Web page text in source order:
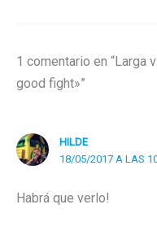
1 comentario en “Larga
good fight»”
HILDE
18/05/2017 A LAS
Habrá que verlo!